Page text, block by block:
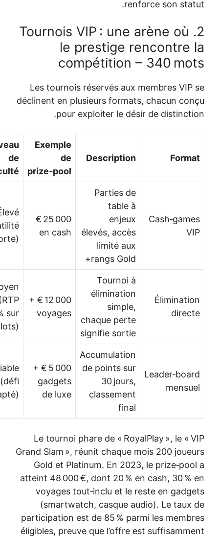
renforce son
2. Tournois VIP : une arène où
le prestige rencontre
compétition – 340
Les tournois réservés aux membres VIP
déclinent en plusieurs formats, chacun
pour exploiter le désir de
Description
Exemple
de
prize‑pool
Niveau
difficulté
Parties de
table à
enjeux
élevés, accès
limité aux
rangs Gold+
25 000 €
en cash
(volatilité
forte)
Tournoi à
élimination
simple,
chaque perte
signifie sortie
12 000 € +
voyages
Moyen
(RTP
96 % sur
Accumulation
de points sur
30 jours,
classement
5 000 € +
gadgets
de luxe
Variable
(défi
adapté)
Le tournoi phare de « RoyalPlay », le «
Grand Slam », réunit chaque mois 200
Gold et Platinum. En 2023, le
atteint 48 000 €, dont 20 % en cash, 30 %
voyages tout‑inclu et le reste en
(smartwatch, casque audio). Le taux
participation est de 85 % parmi les
éligibles, preuve que l’offre est